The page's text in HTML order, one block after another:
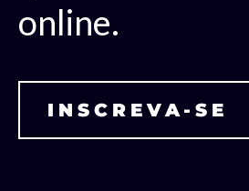
online.
INSCREVA-SE